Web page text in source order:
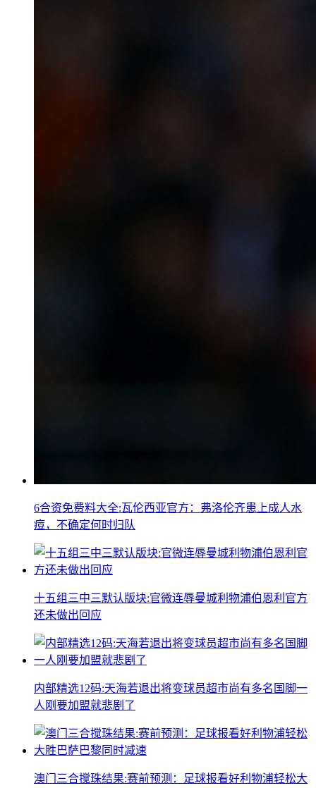
6合资免费料大全:瓦伦西亚官方：弗洛伦齐患上成人水
痘，不确定何时归队
十五组三中三默认版块:官微连辱曼城利物浦伯恩利官方
还未做出回应
内部精选12码:天海若退出将变球员超市尚有多名国脚一
人刚要加盟就悲剧了
澳门三合搅珠结果:赛前预测：足球报看好利物浦轻松大